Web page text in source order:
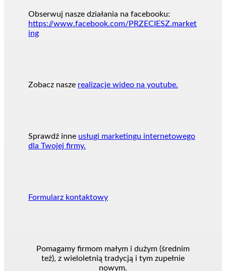
Obserwuj nasze działania na facebooku:
https://www.facebook.com/PRZECIESZ.market
ing
Zobacz nasze realizacje wideo na youtube.
Sprawdź inne usługi marketingu internetowego
dla Twojej firmy.
Formularz kontaktowy
Pomagamy firmom małym i dużym (średnim
też), z wieloletnią tradycją i tym zupełnie
nowym.